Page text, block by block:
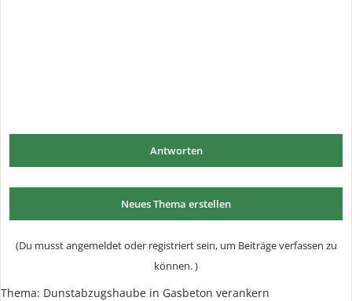
Antworten
Neues Thema erstellen
(Du musst angemeldet oder registriert sein, um Beiträge verfassen zu
können. )
Thema: Dunstabzugshaube in Gasbeton verankern